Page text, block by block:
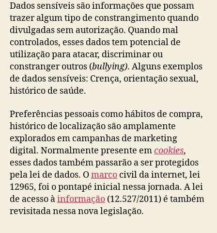
Dados sensíveis são informações que possam
trazer algum tipo de constrangimento quando
divulgadas sem autorização. Quando mal
controlados, esses dados tem potencial de
utilização para atacar, discriminar ou
constranger outros (bullying). Alguns exemplos
de dados sensíveis: Crença, orientação sexual,
histórico de saúde.
Preferências pessoais como hábitos de compra,
histórico de localização são amplamente
explorados em campanhas de marketing
digital. Normalmente presente emcookies,
esses dados também passarão a ser protegidos
pela lei de dados. Omarco civil da internet, lei
12965, foi o pontapé inicial nessa jornada. A lei
de acesso àinformação (12.527/2011) é também
revisitada nessa nova legislação.